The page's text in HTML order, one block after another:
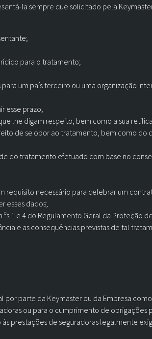
la sempre que solicitado pela
para o tratamento;
um país terceiro ou uma organização
esse prazo;
lhe digam respeito, bem como a sua
de se opor ao tratamento, bem como do
do tratamento efetuado com base no
requisito necessário para celebrar um
esses dados;
1 e 4 do Regulamento Geral da Proteção
e as consequências previstas de tal
parte da Keymaster ou da Empresa
ou para o cumprimento de obrigações
prestações de seguradoras legalmente